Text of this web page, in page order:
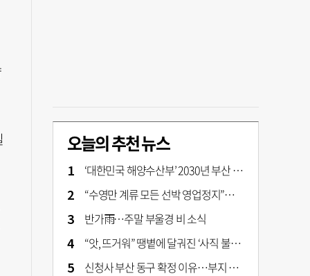
오늘의 추천 뉴스
‘대한민국 해양수산부’ 2030년 부산 북항시대 연다
“수영만 계류 모든 선박 영업정지”… 재개발 속도전
반가雨…주말 부울경 비 소식
“앗, 뜨거워” 땡볕에 달궈진 ‘사직 불가마’ 관중석 무려 70도
신청사 부산 동구 확정 이유…부지 용이성·접근성·집적 가능성이 운명 갈랐다 [해수부 북항 시대]